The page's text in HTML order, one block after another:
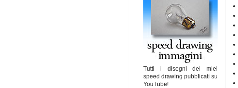
Tutti i disegni dei miei
speed drawing pubblicati su
YouTube!